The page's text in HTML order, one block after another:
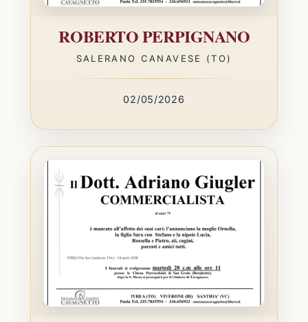
ROBERTO PERPIGNANO
SALERANO CANAVESE (TO)
02/05/2026